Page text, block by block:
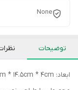
None
توضیحات